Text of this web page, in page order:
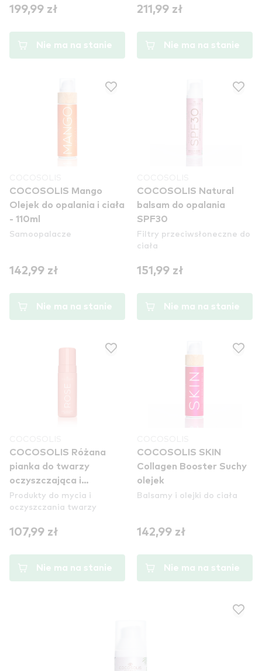
199,99 zł
Nie ma na stanie
211,99 zł
Nie ma na stanie
COCOSOLIS Mango
Olejek do opalania i ciała
- 110ml
Samoopalacze
142,99 zł
Nie ma na stanie
COCOSOLIS Natural
balsam do opalania
SPF30
Filtry przeciwsłoneczne do
ciała
151,99 zł
Nie ma na stanie
COCOSOLIS Różana
pianka do twarzy
oczyszczająca i
nawilżająca
Produkty do mycia i
oczyszczania twarzy
107,99 zł
Nie ma na stanie
COCOSOLIS SKIN
Collagen Booster Suchy
olejek
Balsamy i olejki do ciała
142,99 zł
Nie ma na stanie